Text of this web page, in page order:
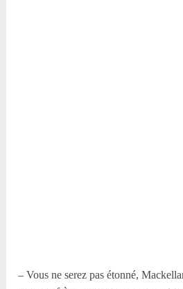
– Vous ne serez pas étonné,